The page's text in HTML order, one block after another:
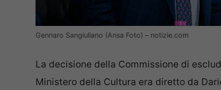
Gennaro Sangiuliano (Ansa Foto) – notizie.com
La decisione della Commissione di
Ministero della Cultura era diretto da